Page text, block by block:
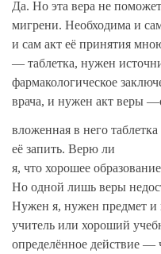
Да. Но эта вера не
мигрени. Необходима и
и сам акт её принятия
— таблетка, нужен
фармакологическое
врача, и нужен акт веры
вложенная в него
её запить. Верю ли
я, что хорошее
Но одной лишь веры
Нужен я, нужен предмет
учитель или хороший
определённое действие